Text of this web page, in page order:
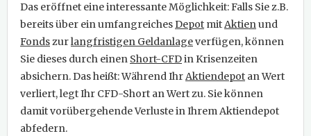
Das eröffnet eine interessante Möglichkeit: Falls Sie z.B.
bereits über ein umfangreichesDepot mitAktienund
Fondszurlangfristigen Geldanlageverfügen, können
Sie dieses durch einen Short-CFDin Krisenzeiten
absichern. Das heißt: Während IhrAktiendepot an Wert
verliert, legt Ihr CFD-Short an Wert zu. Sie können
damit vorübergehende Verluste in Ihrem Aktiendepot
abfedern.